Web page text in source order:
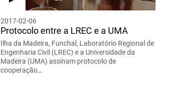
2017-02-06
Protocolo entre a LREC e a UMA
Ilha da Madeira, Funchal, Laboratório Regional de
Engenharia Civil (LREC) e a Universidade da
Madeira (UMA) assinam protocolo de
cooperação…